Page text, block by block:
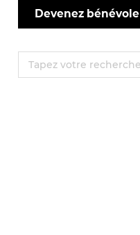
Devenez bénévole